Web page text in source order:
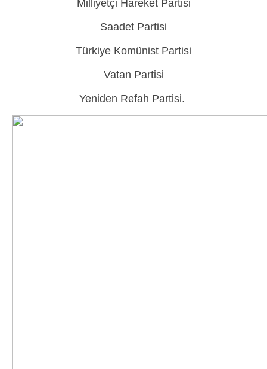
Milliyetçi Hareket Partisi
Saadet Partisi
Türkiye Komünist Partisi
Vatan Partisi
Yeniden Refah Partisi.